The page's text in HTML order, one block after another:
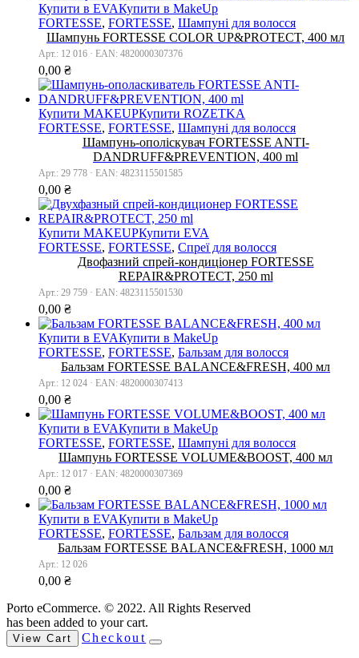
Купити в EVAКупити в MakeUp
FORTESSE, FORTESSE, Шампуні для волосся
Шампунь FORTESSE COLOR UP&PROTECT, 400 мл
Арт.: 12 016 · EAN: 4820000307376
0,00 ₴
Купити MAKEUPКупити ROZETKA
FORTESSE, FORTESSE, Шампуні для волосся
Шампунь-ополіскувач FORTESSE ANTI-
DANDRUFF&PREVENTION, 400 ml
Арт.: 29 778 · EAN: 4823115501585
0,00 ₴
Купити MAKEUPКупити EVA
FORTESSE, FORTESSE, Спреї для волосся
Двофазний спрей-кондиціонер FORTESSE
REPAIR&PROTECT, 250 ml
Арт.: 29 759 · EAN: 4823115501530
0,00 ₴
Купити в EVAКупити в MakeUp
FORTESSE, FORTESSE, Бальзам для волосся
Бальзам FORTESSE BALANCE&FRESH, 400 мл
Арт.: 12 024 · EAN: 4820000307413
0,00 ₴
Купити в EVAКупити в MakeUp
FORTESSE, FORTESSE, Шампуні для волосся
Шампунь FORTESSE VOLUME&BOOST, 400 мл
Арт.: 12 017 · EAN: 4820000307369
0,00 ₴
Купити в EVAКупити в MakeUp
FORTESSE, FORTESSE, Бальзам для волосся
Бальзам FORTESSE BALANCE&FRESH, 1000 мл
Арт.: 12 026
0,00 ₴
Porto eCommerce. © 2022. All Rights Reserved
has been added to your cart.
View Cart Checkout